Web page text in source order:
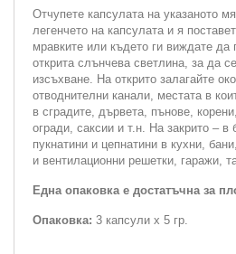
Отчупете капсулата на указаното
легенчето на капсулата и я
мравките или където ги виждате да
открита слънчева светлина, за да
изсъхване. На открито залагайте
отводнителни канали, местата в
в сградите, дървета, пънове,
огради, саксии и т.н. На закрито – в
пукнатини и цепнатини в кухни,
и вентилационни решетки, гаражи,
Една опаковка е достатъчна за
Опаковка: 3 капсули х 5 гр.